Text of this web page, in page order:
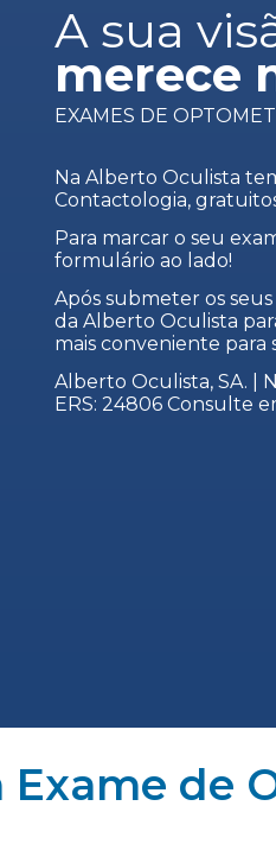
A sua
merece
EXAMES DE
Na Alberto Oculista
Contactologia,
Para marcar o seu
formulário ao lado!
Após submeter os
da Alberto Oculista
mais conveniente para
Alberto Oculista, SA. |
ERS: 24806 Consulte
de